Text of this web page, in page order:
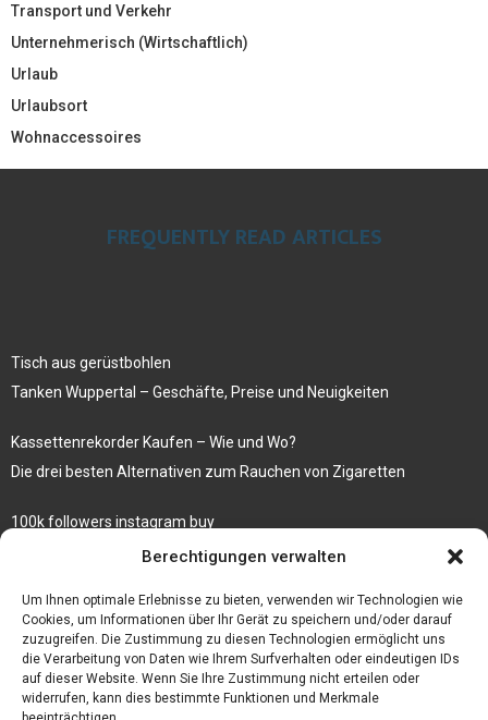
Berechtigungen verwalten
Um Ihnen optimale Erlebnisse zu bieten, verwenden wir Technologien wie
Cookies, um Informationen über Ihr Gerät zu speichern und/oder darauf
zuzugreifen. Die Zustimmung zu diesen Technologien ermöglicht uns
die Verarbeitung von Daten wie Ihrem Surfverhalten oder eindeutigen IDs
auf dieser Website. Wenn Sie Ihre Zustimmung nicht erteilen oder
widerrufen, kann dies bestimmte Funktionen und Merkmale
Transport und Verkehr
Unternehmerisch (Wirtschaftlich)
Urlaub
Urlaubsort
Wohnaccessoires
FREQUENTLY READ ARTICLES
Tisch aus gerüstbohlen
Tanken Wuppertal – Geschäfte, Preise und Neuigkeiten
Kassettenrekorder Kaufen – Wie und Wo?
Die drei besten Alternativen zum Rauchen von Zigaretten
100k followers instagram buy
Rezepte für gekochte Süßkartoffeln
Gönnen Sie sich bedruckte Fliesen mit einem eigenen Bild